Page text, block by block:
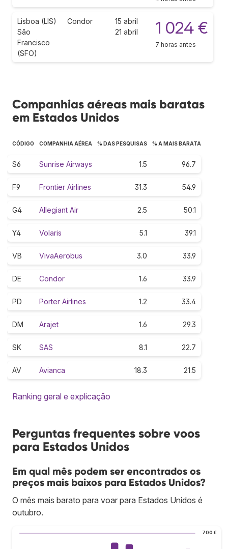
Lisboa (LIS)
São
Francisco
(SFO)
Condor
15 abril
21 abril
1 024 €
7 horas antes
Companhias aéreas mais baratas
em Estados Unidos
CÓDIGO COMPANHIA AÉREA % DAS PESQUISAS % A MAIS BARATA
S6 Sunrise Airways 1.5 96.7
F9 Frontier Airlines 31.3 54.9
G4 Allegiant Air 2.5 50.1
Y4 Volaris 5.1 39.1
VB VivaAerobus 3.0 33.9
DE Condor 1.6 33.9
PD Porter Airlines 1.2 33.4
DM Arajet 1.6 29.3
SK SAS 8.1 22.7
AV Avianca 18.3 21.5
Ranking geral e explicação
Perguntas frequentes sobre voos
para Estados Unidos
Em qual mês podem ser encontrados os
preços mais baixos para Estados Unidos?
O mês mais barato para voar para Estados Unidos é
outubro.
700 €